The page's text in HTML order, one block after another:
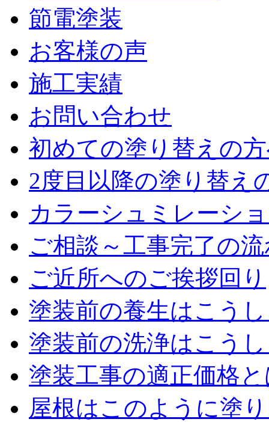
節電塗装
お客様の声
施工実績
お問い合わせ
初めての塗り替えの
2度目以降の塗り替え
カラーシュミレーシ
ご相談～工事完了の
ご近所へのご挨拶回り
塗装前の養生はこう
塗装前の洗浄はこう
塗装工事の適正価格
屋根はこのように塗